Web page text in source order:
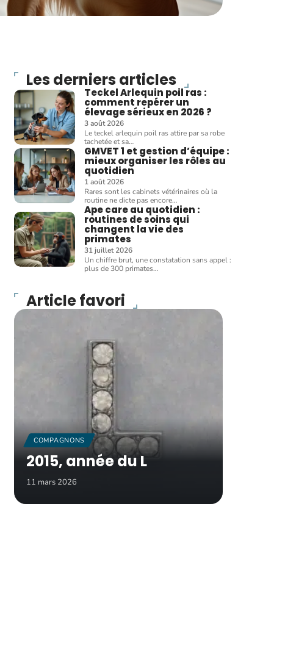
Les derniers articles
Teckel Arlequin poil ras :
comment repérer un
élevage sérieux en 2026 ?
3 août 2026
Le teckel arlequin poil ras attire par sa robe
tachetée et sa…
GMVET 1 et gestion d’équipe :
mieux organiser les rôles au
quotidien
1 août 2026
Rares sont les cabinets vétérinaires où la
routine ne dicte pas encore…
Ape care au quotidien :
routines de soins qui
changent la vie des
primates
31 juillet 2026
Un chiffre brut, une constatation sans appel :
plus de 300 primates…
Article favori
COMPAGNONS
2015, année du L
11 mars 2026